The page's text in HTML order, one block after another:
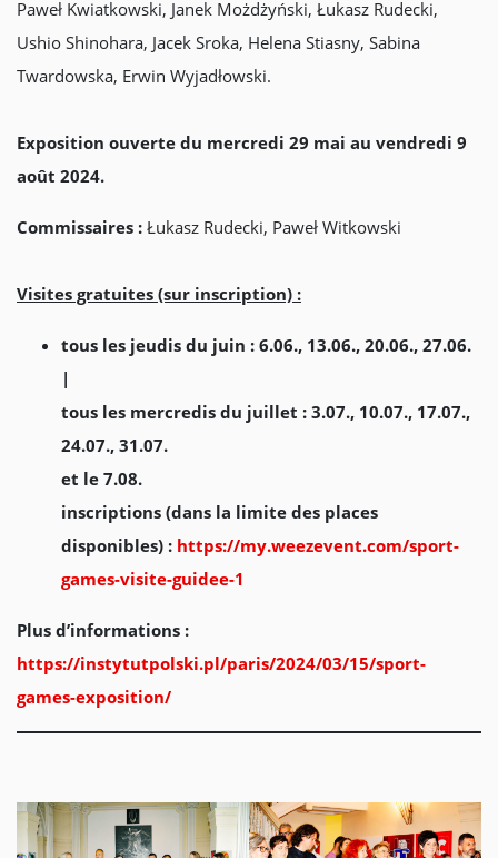
Paweł Kwiatkowski, Janek Możdżyński, Łukasz Rudecki,
Ushio Shinohara, Jacek Sroka, Helena Stiasny, Sabina
Twardowska, Erwin Wyjadłowski.
Exposition ouverte du mercredi 29 mai au vendredi 9
août 2024.
Commissaires : Łukasz Rudecki, Paweł Witkowski
Visites gratuites (sur inscription) :
tous les jeudis du juin : 6.06., 13.06., 20.06., 27.06.
|
tous les mercredis du juillet : 3.07., 10.07., 17.07.,
24.07., 31.07.
et le 7.08.
inscriptions (dans la limite des places
disponibles) : https://my.weezevent.com/sport-
games-visite-guidee-1
Plus d’informations :
https://instytutpolski.pl/paris/2024/03/15/sport-
games-exposition/